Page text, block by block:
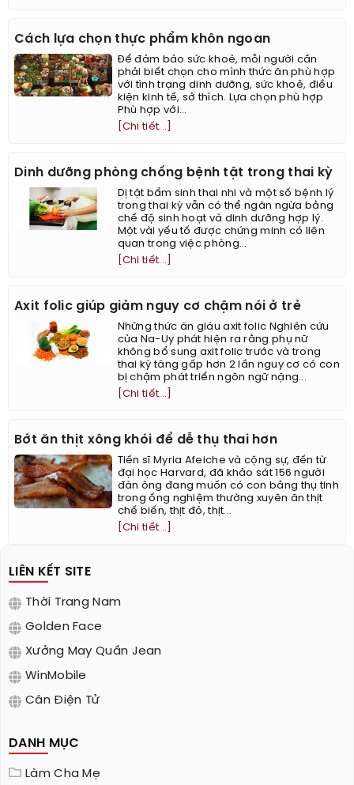
Cách lựa chọn thực phẩm khôn ngoan
Để đảm bảo sức khoẻ, mỗi người cần
phải biết chọn cho mình thức ăn phù hợp
với tình trạng dinh dưỡng, sức khoẻ, điều
kiện kinh tế, sở thích. Lựa chọn phù hợp
Phù hợp với...
[Chi tiết...]
Dinh dưỡng phòng chống bệnh tật trong thai kỳ
Dị tật bẩm sinh thai nhi và một số bệnh lý
trong thai kỳ vẫn có thể ngăn ngừa bằng
chế độ sinh hoạt và dinh dưỡng hợp lý.
Một vài yếu tố được chứng minh có liên
quan trong việc phòng...
[Chi tiết...]
Axit folic giúp giảm nguy cơ chậm nói ở trẻ
Những thức ăn giáu axit folic Nghiên cứu
của Na-Uy phát hiện ra rằng phụ nữ
không bổ sung axit folic trước và trong
thai kỳ tăng gấp hơn 2 lần nguy cơ có con
bị chậm phát triển ngôn ngữ nặng...
[Chi tiết...]
Bớt ăn thịt xông khói để dễ thụ thai hơn
Tiến sĩ Myria Afeiche và cộng sự, đến từ
đại học Harvard, đã khảo sát 156 người
đàn ông đang muốn có con bằng thụ tinh
trong ống nghiệm thường xuyên ăn thịt
chế biến, thịt đỏ, thịt...
[Chi tiết...]
LIÊN KẾT SITE
Thời Trang Nam
Golden Face
Xưởng May Quần Jean
WinMobile
Cân Điện Tử
DANH MỤC
Làm Cha Mẹ